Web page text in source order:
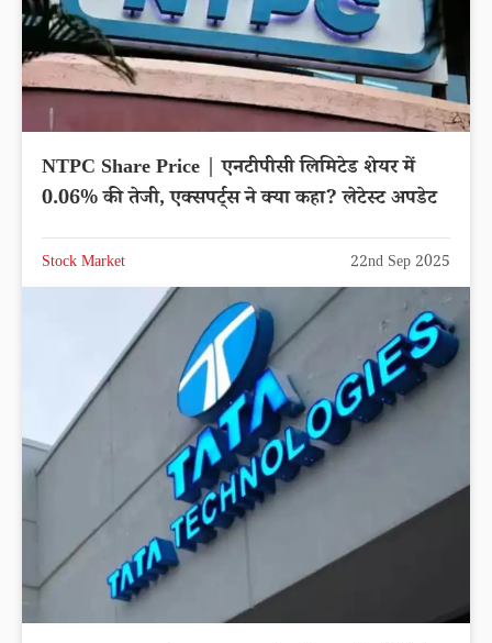
NTPC Share Price | एनटीपीसी लिमिटेड शेयर में
0.06% की तेजी, एक्सपर्ट्स ने क्या कहा? लेटेस्ट अपडेट
Stock Market 22nd Sep 2025